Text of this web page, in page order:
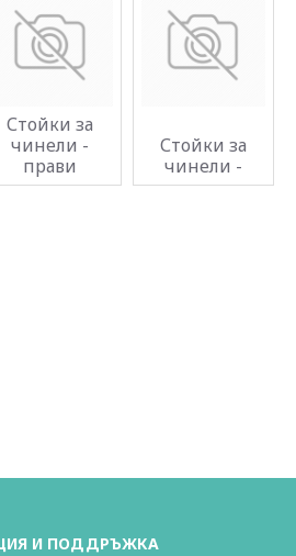
Стойки за
чинели -
прави
Стойки за
чинели -
И ПОДДРЪЖКА